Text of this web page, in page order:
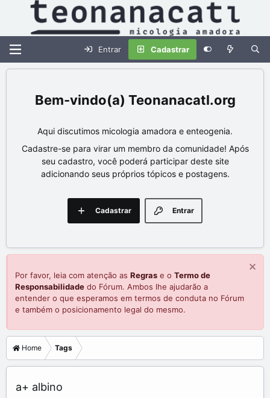
Entrar Cadastrar
Teonanacatl.org
Aqui discutimos micologia amadora e enteogenia.
Cadastre-se para virar um membro da comunidade! Após
seu cadastro, você poderá participar deste site
adicionando seus próprios tópicos e postagens.
Entrar
Cadastrar
Por favor, leia com atenção as Regras e o Termo de
Responsabilidade do Fórum. Ambos lhe ajudarão a
entender o que esperamos em termos de conduta no Fórum
e também o posicionamento legal do mesmo.
Home Tags
a+ albino